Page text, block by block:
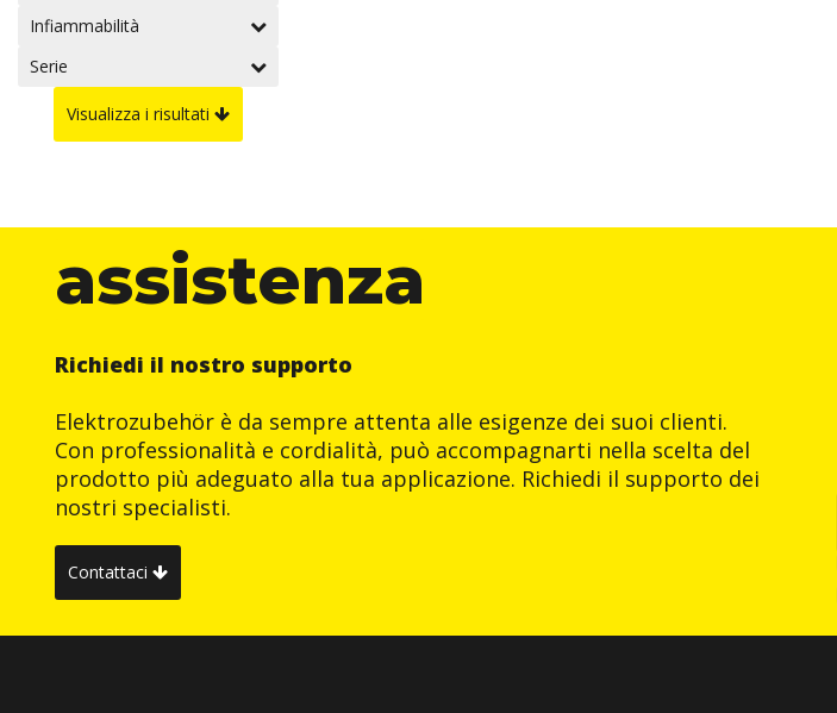
Infiammabilità
Serie
Visualizza i risultati
assistenza
Richiedi il nostro supporto
Elektrozubehör è da sempre attenta alle esigenze dei suoi clienti.
Con professionalità e cordialità, può accompagnarti nella scelta del
prodotto più adeguato alla tua applicazione. Richiedi il supporto dei
nostri specialisti.
Contattaci